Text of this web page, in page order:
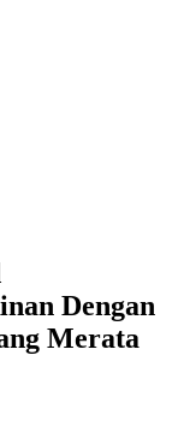
Dengan
Merata